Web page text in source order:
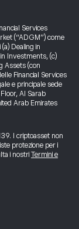
Services
(“ADGM”) come
Dealing in
Investments, (c)
Assets (con
Financial Services
e principale sede
Al Sarab
Arab Emirates
I criptoasset non
protezione per i
i nostri Termini e